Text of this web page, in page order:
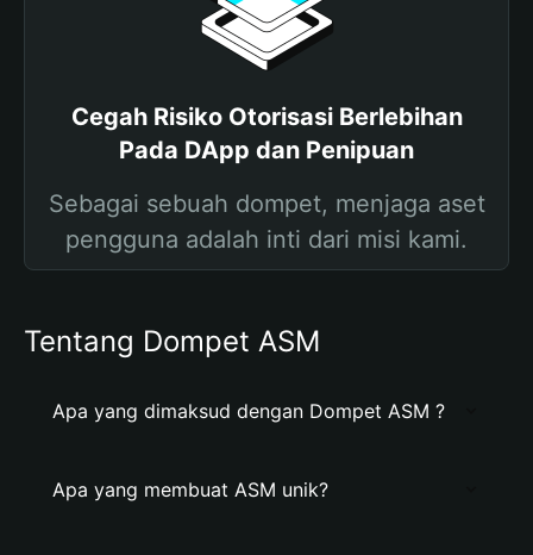
Cegah Risiko Otorisasi Berlebihan
Pada DApp dan Penipuan
Sebagai sebuah dompet, menjaga aset
pengguna adalah inti dari misi kami.
Tentang Dompet ASM
Apa yang dimaksud dengan Dompet ASM ?
Apa yang membuat ASM unik?